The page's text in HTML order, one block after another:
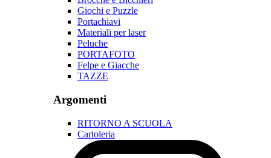
Giochi e Puzzle
Portachiavi
Materiali per laser
Peluche
PORTAFOTO
Felpe e Giacche
TAZZE
Argomenti
RITORNO A SCUOLA
Cartoleria